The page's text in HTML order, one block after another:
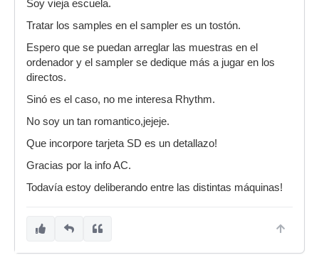
Soy vieja escuela.
Tratar los samples en el sampler es un tostón.
Espero que se puedan arreglar las muestras en el
ordenador y el sampler se dedique más a jugar en los
directos.
Sinó es el caso, no me interesa Rhythm.
No soy un tan romantico,jejeje.
Que incorpore tarjeta SD es un detallazo!
Gracias por la info AC.
Todavía estoy deliberando entre las distintas máquinas!